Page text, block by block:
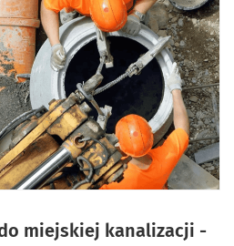
miejskiej kanalizacji -